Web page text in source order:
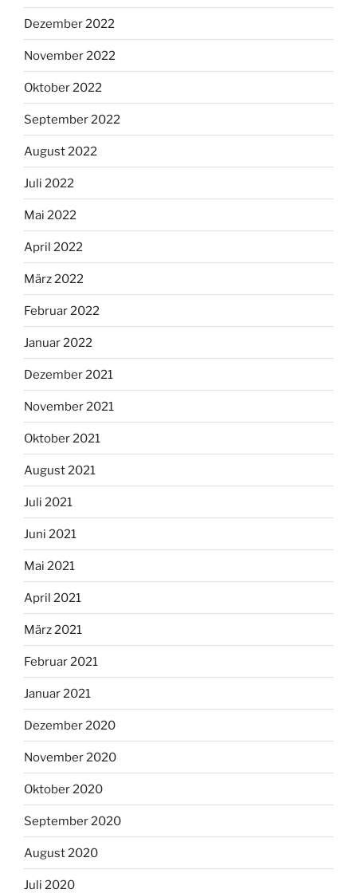
Dezember 2022
November 2022
Oktober 2022
September 2022
August 2022
Juli 2022
Mai 2022
April 2022
März 2022
Februar 2022
Januar 2022
Dezember 2021
November 2021
Oktober 2021
August 2021
Juli 2021
Juni 2021
Mai 2021
April 2021
März 2021
Februar 2021
Januar 2021
Dezember 2020
November 2020
Oktober 2020
September 2020
August 2020
Juli 2020